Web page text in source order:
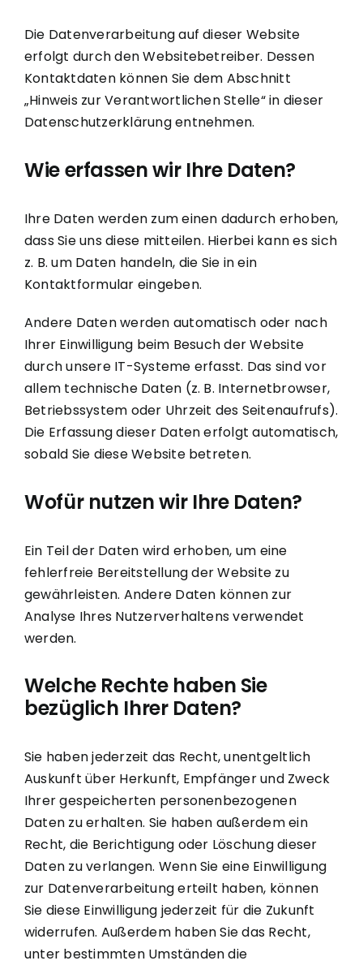
Die Datenverarbeitung auf dieser Website
erfolgt durch den Websitebetreiber. Dessen
Kontaktdaten können Sie dem Abschnitt
„Hinweis zur Verantwortlichen Stelle“ in dieser
Datenschutzerklärung entnehmen.
Wie erfassen wir Ihre Daten?
Ihre Daten werden zum einen dadurch erhoben,
dass Sie uns diese mitteilen. Hierbei kann es sich
z. B. um Daten handeln, die Sie in ein
Kontaktformular eingeben.
Andere Daten werden automatisch oder nach
Ihrer Einwilligung beim Besuch der Website
durch unsere IT-Systeme erfasst. Das sind vor
allem technische Daten (z. B. Internetbrowser,
Betriebssystem oder Uhrzeit des Seitenaufrufs).
Die Erfassung dieser Daten erfolgt automatisch,
sobald Sie diese Website betreten.
Wofür nutzen wir Ihre Daten?
Ein Teil der Daten wird erhoben, um eine
fehlerfreie Bereitstellung der Website zu
gewährleisten. Andere Daten können zur
Analyse Ihres Nutzerverhaltens verwendet
werden.
Welche Rechte haben Sie
bezüglich Ihrer Daten?
Sie haben jederzeit das Recht, unentgeltlich
Auskunft über Herkunft, Empfänger und Zweck
Ihrer gespeicherten personenbezogenen
Daten zu erhalten. Sie haben außerdem ein
Recht, die Berichtigung oder Löschung dieser
Daten zu verlangen. Wenn Sie eine Einwilligung
zur Datenverarbeitung erteilt haben, können
Sie diese Einwilligung jederzeit für die Zukunft
widerrufen. Außerdem haben Sie das Recht,
unter bestimmten Umständen die